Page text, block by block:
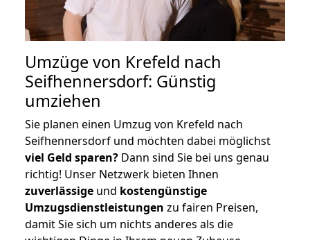
Umzüge von Krefeld nach
Seifhennersdorf: Günstig
umziehen
Sie planen einen Umzug von Krefeld nach
Seifhennersdorf und möchten dabei möglichst
viel Geld sparen? Dann sind Sie bei uns genau
richtig! Unser Netzwerk bieten Ihnen
zuverlässige und kostengünstige
Umzugsdienstleistungen zu fairen Preisen,
damit Sie sich um nichts anderes als die